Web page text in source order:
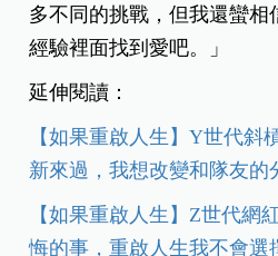
多不同的挑戰，但我還蠻相
經驗裡面找到愛吧。」
延伸閱讀：
【如果重啟人生】Y世代斜
新來過，我想改變和隊友的
【如果重啟人生】Z世代網
悔的事，重啟人生我不會選